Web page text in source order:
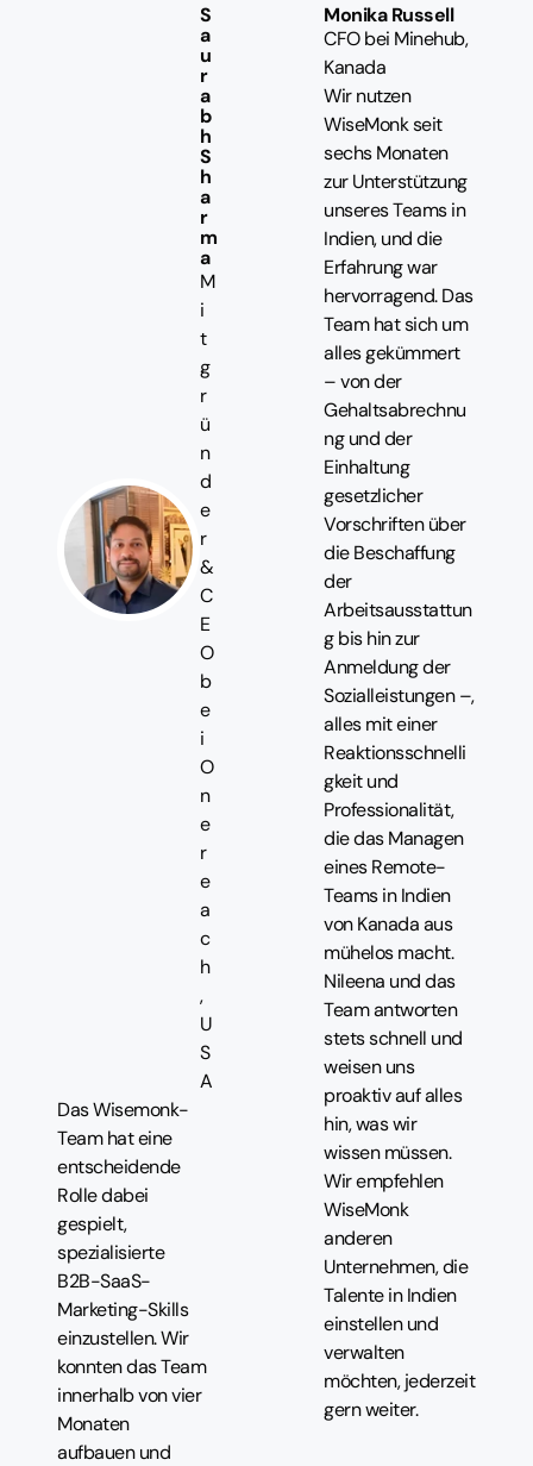
S
a
u
r
a
b
h
S
h
a
r
m
a
M
i
t
g
r
ü
n
d
e
r
&
C
E
O
b
e
i
O
n
e
r
e
a
c
h
,
U
S
A
Das Wisemonk-
Team hat eine
entscheidende
Rolle dabei
gespielt,
spezialisierte
B2B-SaaS-
Marketing-Skills
einzustellen. Wir
konnten das Team
innerhalb von vier
Monaten
aufbauen und
Monika Russell
CFO bei Minehub,
Kanada
Wir nutzen
WiseMonk seit
sechs Monaten
zur Unterstützung
unseres Teams in
Indien, und die
Erfahrung war
hervorragend. Das
Team hat sich um
alles gekümmert
– von der
Gehaltsabrechnu
ng und der
Einhaltung
gesetzlicher
Vorschriften über
die Beschaffung
der
Arbeitsausstattun
g bis hin zur
Anmeldung der
Sozialleistungen –,
alles mit einer
Reaktionsschnelli
gkeit und
Professionalität,
die das Managen
eines Remote-
Teams in Indien
von Kanada aus
mühelos macht.
Nileena und das
Team antworten
stets schnell und
weisen uns
proaktiv auf alles
hin, was wir
wissen müssen.
Wir empfehlen
WiseMonk
anderen
Unternehmen, die
Talente in Indien
einstellen und
verwalten
möchten, jederzeit
gern weiter.